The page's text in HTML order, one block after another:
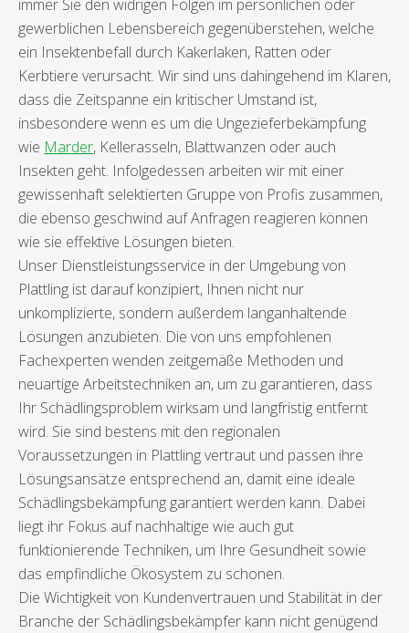
immer Sie den widrigen Folgen im persönlichen oder
gewerblichen Lebensbereich gegenüberstehen, welche
ein Insektenbefall durch Kakerlaken, Ratten oder
Kerbtiere verursacht. Wir sind uns dahingehend im Klaren,
dass die Zeitspanne ein kritischer Umstand ist,
insbesondere wenn es um die Ungezieferbekämpfung
wie Marder, Kellerasseln, Blattwanzen oder auch
Insekten geht. Infolgedessen arbeiten wir mit einer
gewissenhaft selektierten Gruppe von Profis zusammen,
die ebenso geschwind auf Anfragen reagieren können
wie sie effektive Lösungen bieten.
Unser Dienstleistungsservice in der Umgebung von
Plattling ist darauf konzipiert, Ihnen nicht nur
unkomplizierte, sondern außerdem langanhaltende
Lösungen anzubieten. Die von uns empfohlenen
Fachexperten wenden zeitgemäße Methoden und
neuartige Arbeitstechniken an, um zu garantieren, dass
Ihr Schädlingsproblem wirksam und langfristig entfernt
wird. Sie sind bestens mit den regionalen
Voraussetzungen in Plattling vertraut und passen ihre
Lösungsansätze entsprechend an, damit eine ideale
Schädlingsbekämpfung garantiert werden kann. Dabei
liegt ihr Fokus auf nachhaltige wie auch gut
funktionierende Techniken, um Ihre Gesundheit sowie
das empfindliche Ökosystem zu schonen.
Die Wichtigkeit von Kundenvertrauen und Stabilität in der
Branche der Schädlingsbekämpfer kann nicht genügend